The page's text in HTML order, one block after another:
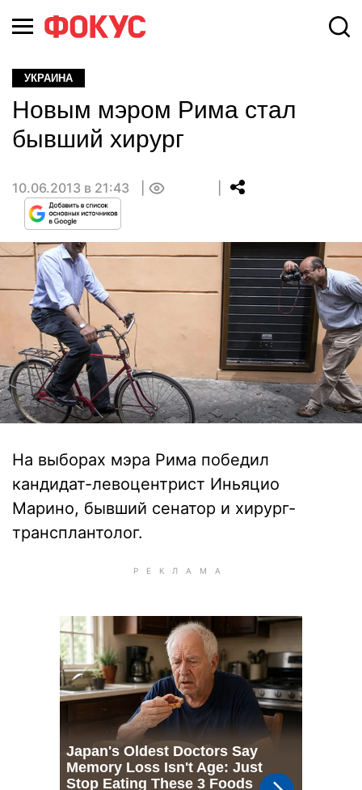
УКРАИНА
Новым мэром Рима стал
бывший хирург
10.06.2013 в 21:43
На выборах мэра Рима победил
кандидат-левоцентрист Иньяцио
Марино, бывший сенатор и хирург-
трансплантолог.